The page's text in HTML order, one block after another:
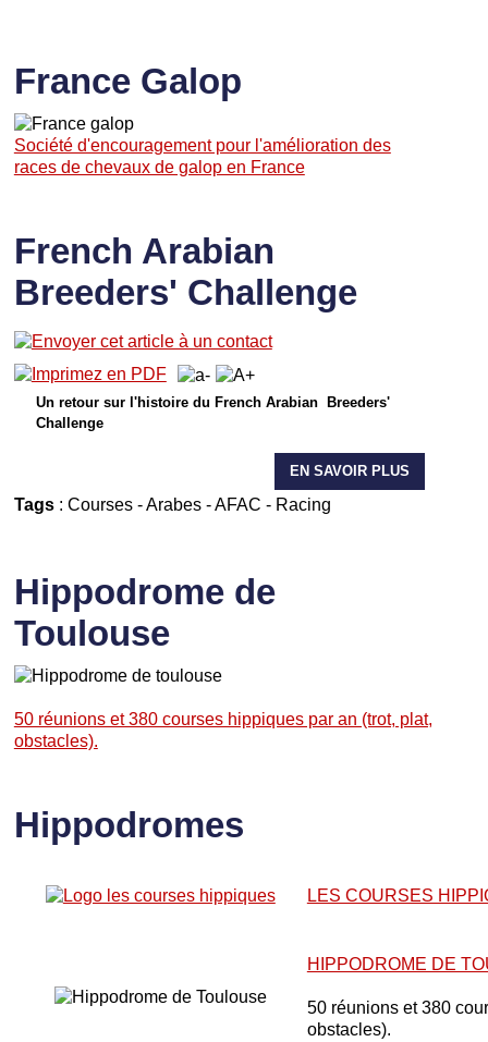
France Galop
Société d'encouragement pour l'amélioration des
races de chevaux de galop en France
French Arabian
Breeders' Challenge
Un retour sur l'histoire du French Arabian Breeders'
Challenge
EN SAVOIR PLUS
Tags: Courses-Arabes-AFAC - Racing
Hippodrome de
Toulouse
50 réunions et 380 courses hippiques par an (trot, plat,
obstacles).
Hippodromes
LES COURSES
HIPPODROME DE
50 réunions et 380
obstacles).